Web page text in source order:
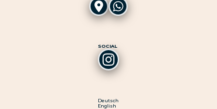
SOCIAL
Deutsch
English